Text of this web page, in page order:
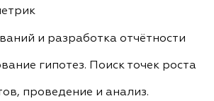
и разработка отчётности
гипотез. Поиск точек роста
проведение и анализ.